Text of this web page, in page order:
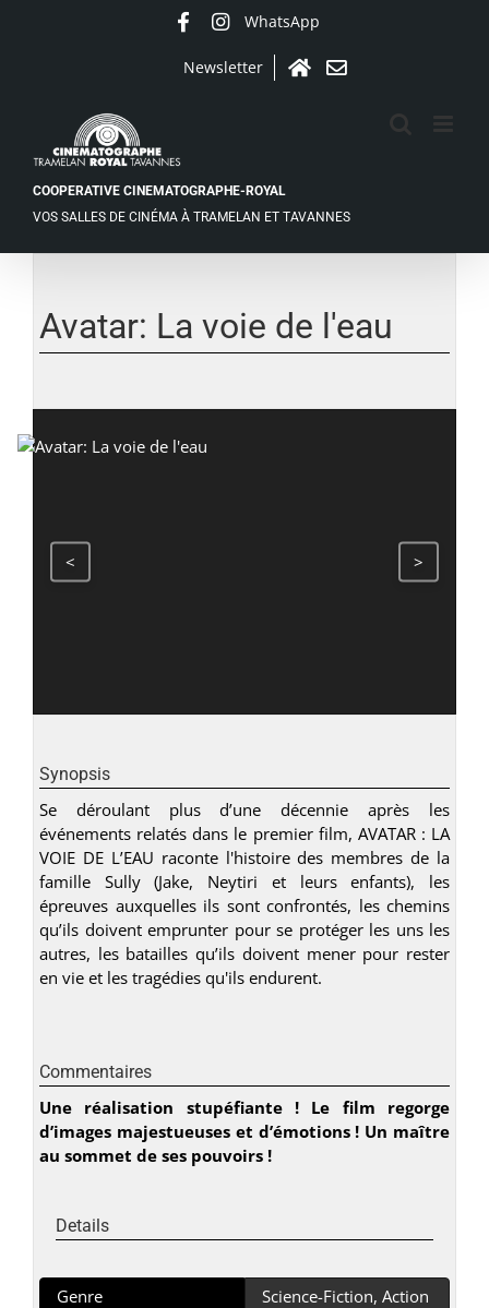
WhatsApp
Newsletter
AccueilContact
COOPERATIVE CINEMATOGRAPHE-ROYAL
VOS SALLES DE CINÉMA À TRAMELAN ET TAVANNES
agrandie
Avatar: La voie de l'eau
< >
Synopsis
Se déroulant plus d’une décennie après les
événements relatés dans le premier film, AVATAR : LA
VOIE DE L’EAU raconte l'histoire des membres de la
famille Sully (Jake, Neytiri et leurs enfants), les
épreuves auxquelles ils sont confrontés, les chemins
qu’ils doivent emprunter pour se protéger les uns les
autres, les batailles qu’ils doivent mener pour rester
en vie et les tragédies qu'ils endurent.
Commentaires
Une réalisation stupéfiante ! Le film regorge
d’images majestueuses et d’émotions ! Un maître
au sommet de ses pouvoirs !
Details
Genre Science-Fiction, Action